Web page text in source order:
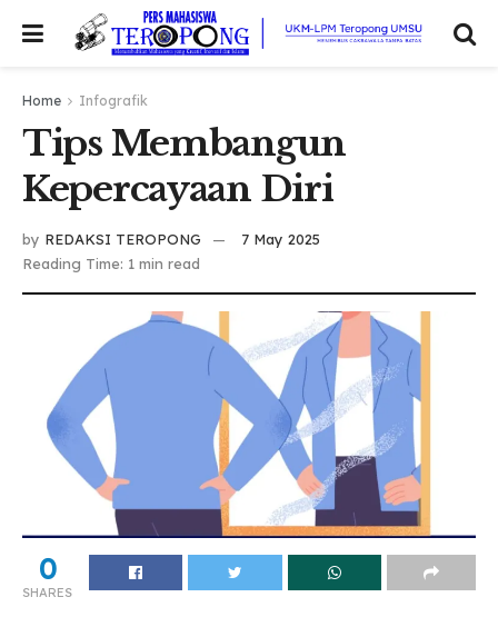
Home Infografik
Tips Membangun
Kepercayaan Diri
by REDAKSI TEROPONG
7 May 2025
Reading Time: 1 min read
0
SHARES